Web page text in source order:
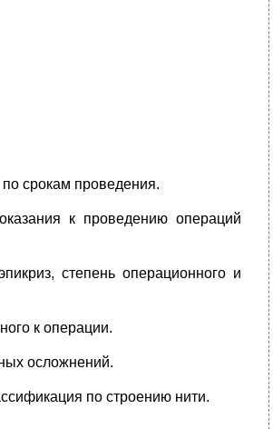
срокам проведения.
к проведению операций
степень операционного и
к операции.
осложнений.
по строению нити.